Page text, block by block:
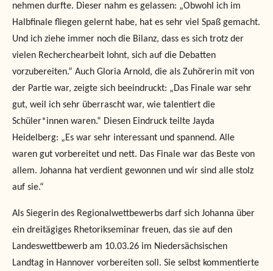
nehmen durfte. Dieser nahm es gelassen: „Obwohl ich im
Halbfinale fliegen gelernt habe, hat es sehr viel Spaß gemacht.
Und ich ziehe immer noch die Bilanz, dass es sich trotz der
vielen Recherchearbeit lohnt, sich auf die Debatten
vorzubereiten.“ Auch Gloria Arnold, die als Zuhörerin mit von
der Partie war, zeigte sich beeindruckt: „Das Finale war sehr
gut, weil ich sehr überrascht war, wie talentiert die
Schüler*innen waren.“ Diesen Eindruck teilte Jayda
Heidelberg: „Es war sehr interessant und spannend. Alle
waren gut vorbereitet und nett. Das Finale war das Beste von
allem. Johanna hat verdient gewonnen und wir sind alle stolz
auf sie.“
Als Siegerin des Regionalwettbewerbs darf sich Johanna über
ein dreitägiges Rhetorikseminar freuen, das sie auf den
Landeswettbewerb am 10.03.26 im Niedersächsischen
Landtag in Hannover vorbereiten soll. Sie selbst kommentierte